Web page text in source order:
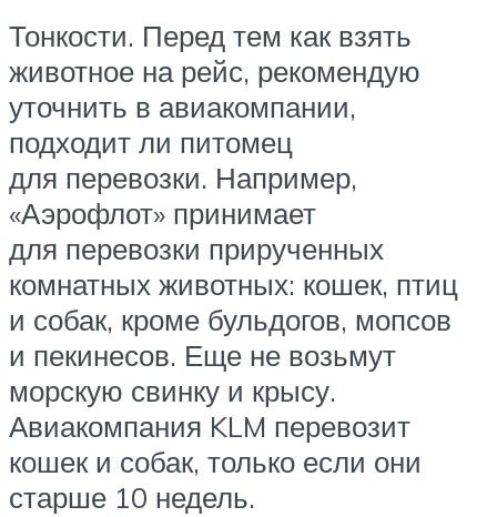
Тонкости. Перед тем как взять
животное на рейс, рекомендую
уточнить в авиакомпании,
подходит ли питомец
для перевозки. Например,
«Аэрофлот» принимает
для перевозки прирученных
комнатных животных: кошек, птиц
и собак, кроме бульдогов, мопсов
и пекинесов. Еще не возьмут
морскую свинку и крысу.
Авиакомпания KLM перевозит
кошек и собак, только если они
старше 10 недель.